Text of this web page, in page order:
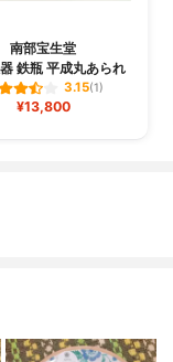
南部宝生堂
鉄瓶 平成丸あられ
3.15(1)
¥13,800